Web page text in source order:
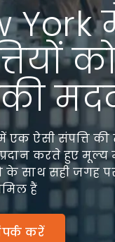
एक ऐसी संपत्ति
करते हुए मूल्य
के साथ सही जगह
हैं
करें